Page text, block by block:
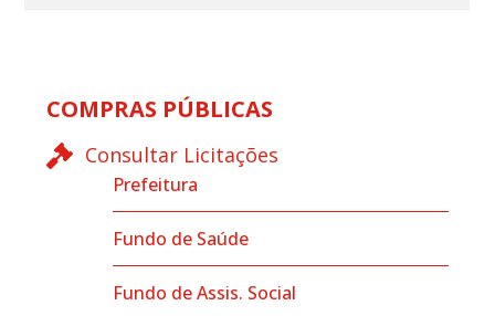
COMPRAS PÚBLICAS
Consultar Licitações
Prefeitura
Fundo de Saúde
Fundo de Assis. Social